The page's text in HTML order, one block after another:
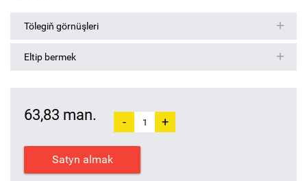
Tölegiň görnüşleri
Eltip bermek
63,83 man. - +
Satyn almak